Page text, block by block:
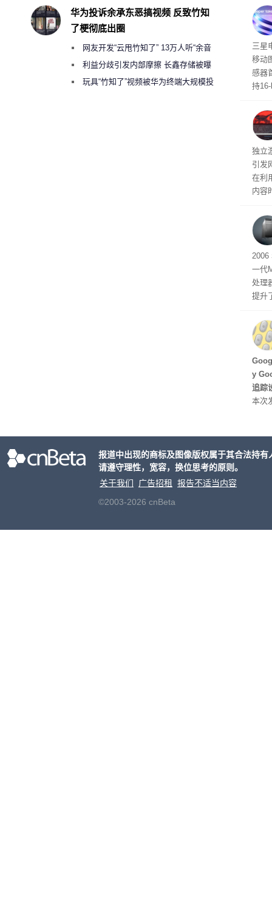
入
传
三星
移动
感器
持
文
独立
引发
在利
内容
有
2006
一代
处理
提升
型
ss
y
追踪
本次
摩托
华为投诉余承东恶搞视频 反致竹知
了梗彻底出圈
网友开发“云甩竹知了” 13万人听“余音
绕梁”利益分歧引发内部摩擦 长鑫存储被曝
曾将华为驻场工程师驱逐出研发基地
玩具“竹知了”视频被华为终端大规模投
报道中出现的商标及图像版权属于其合法持
请遵守理性，宽容，换位思考的原则。
关于我们
广告招租
报告不适当内容
©2003-2026 cnBeta